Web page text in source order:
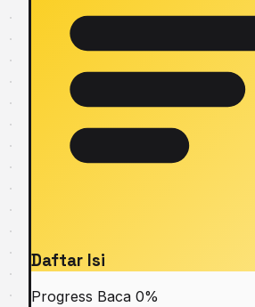
Daftar Isi
Progress Baca 0%